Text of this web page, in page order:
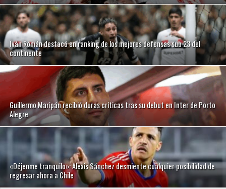
Iván Román destacó en ranking de los mejores defensas sub 23 del
continente
Guillermo Maripán recibió duras críticas tras su debut en Inter de Porto
Alegre
«Déjenme tranquilo»: Alexis Sánchez desmiente cualquier posibilidad de
regresar ahora a Chile